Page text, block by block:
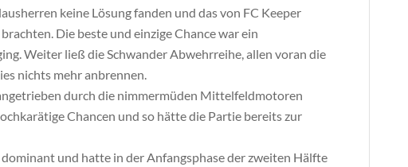
keine Lösung fanden und das von FC Keeper
Die beste und einzige Chance war ein
Weiter ließ die Schwander Abwehrreihe, allen voran die
nichts mehr anbrennen.
durch die nimmermüden Mittelfeldmotoren
Chancen und so hätte die Partie bereits zur
und hatte in der Anfangsphase der zweiten Hälfte